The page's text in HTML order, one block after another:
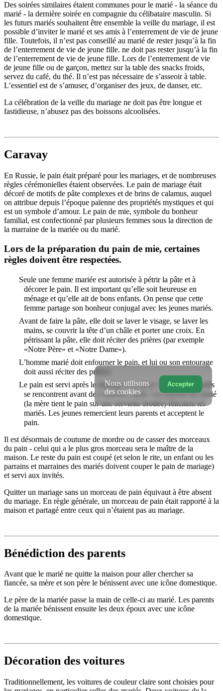
Des soirées similaires étaient communes pour le marié - la séance du
marié - la dernière soirée en compagnie du célibataire masculin. Si
les futurs mariés souhaitent être ensemble la veille du mariage, il est
possible d’inviter le marié et ses amis à l’enterrement de vie de jeune
fille. Toutefois, il n’est pas conseillé au marié de rester jusqu’à la fin
de l’enterrement de vie de jeune fille. ne doit pas rester jusqu’à la fin
de l’enterrement de vie de jeune fille. Lors de l’enterrement de vie
de jeune fille ou de garçon, mettez sur la table des snacks froids,
servez du café, du thé. Il n’est pas nécessaire de s’asseoir à table.
L’essentiel est de s’amuser, d’organiser des jeux, de danser, etc.
La célébration de la veille du mariage ne doit pas être longue et
fastidieuse, n’abusez pas des boissons alcoolisées.
Caravay
En Russie, le pain était préparé pour les mariages, et de nombreuses
règles cérémonielles étaient observées. Le pain de mariage était
décoré de motifs de pâte complexes et de brins de calamus, auquel
on attribue depuis l’époque païenne des propriétés mystiques et qui
est un symbole d’amour. Le pain de mie, symbole du bonheur
familial, est confectionné par plusieurs femmes sous la direction de
la marraine de la mariée ou du marié.
Lors de la préparation du pain de mie, certaines
règles doivent être respectées.
Seule une femme mariée est autorisée à pétrir la pâte et à
décorer le pain. Il est important qu’elle soit heureuse en
ménage et qu’elle ait de bons enfants. On pense que cette
femme partage son bonheur conjugal avec les jeunes mariés.
Avant de faire la pâte, elle doit se laver le visage, se laver les
mains, se couvrir la tête d’un châle et porter une croix. En
pétrissant la pâte, elle doit réciter des prières (par exemple
«Notre Père» et «Notre Dame»).
L’homme marié doit enfourner le pain, et lui ou son entourage
doit aussi réciter des prières.
Le pain est servi après le mariage et la noce, lorsque les mariés
se rencontrent avant de s’asseoir à table. Les parents du marié
(la mère tient le pain sur une serviette brodée) félicitent les
mariés. Les jeunes remercient leurs parents et acceptent le
pain.
Il est désormais de coutume de mordre ou de casser des morceaux
du pain - celui qui a le plus gros morceau sera le maître de la
maison. Le reste du pain est coupé (et selon le rite, un enfant ou les
parrains et marraines des mariés doivent couper le pain de mariage)
et servi aux invités.
Quitter un mariage sans un morceau de pain équivaut à être absent
du mariage. En règle générale, un morceau de pain était rapporté à la
maison et partagé entre ceux qui n’étaient pas au mariage.
Bénédiction des parents
Avant que le marié ne quitte la maison pour aller chercher sa
fiancée, sa mère et son père le bénissent avec une icône domestique.
Le père de la mariée passe la main de celle-ci au marié. Les parents
de la mariée bénissent ensuite les deux époux avec une icône
domestique.
Décoration des voitures
Traditionnellement, les voitures de couleur claire sont choisies pour
Accepter
Nous utilisons
des cookies